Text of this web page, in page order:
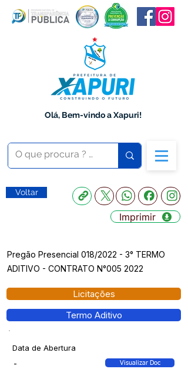
Olá, Bem-vindo a Xapuri!
Voltar
Imprimir
Pregão Presencial 018/2022 - 3° TERMO
ADITIVO - CONTRATO N°005 2022
Licitações
Termo Aditivo
Data de Abertura
- Visualizar Doc